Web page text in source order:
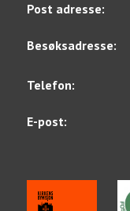
Post adresse:
Besøksadresse:
Telefon:
E-post: